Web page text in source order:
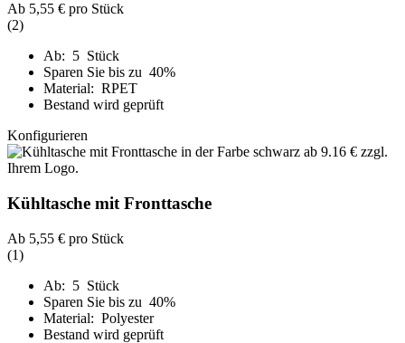
Ab 5,55 € pro Stück
(2)
Ab: 5 Stück
Sparen Sie bis zu 40%
Material: RPET
Bestand wird geprüft
Konfigurieren
Kühltasche mit Fronttasche
Ab 5,55 € pro Stück
(1)
Ab: 5 Stück
Sparen Sie bis zu 40%
Material: Polyester
Bestand wird geprüft